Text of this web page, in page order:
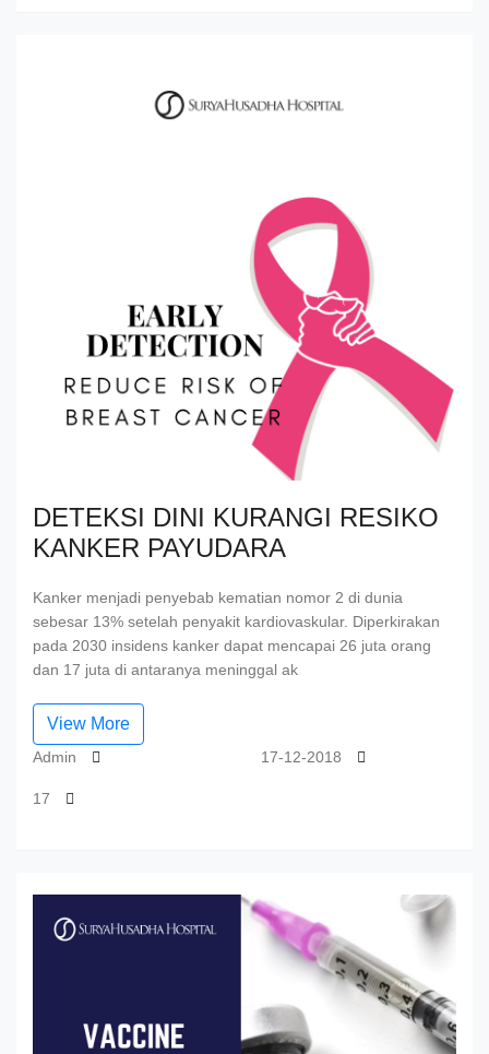
Admin 17-12-2018
17
DETEKSI DINI KURANGI RESIKO
KANKER PAYUDARA
Kanker menjadi penyebab kematian nomor 2 di dunia
sebesar 13% setelah penyakit kardiovaskular. Diperkirakan
pada 2030 insidens kanker dapat mencapai 26 juta orang
dan 17 juta di antaranya meninggal ak
View More